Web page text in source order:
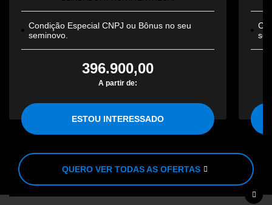
Condição Especial CNPJ ou Bônus no seu
seminovo.
396.900,00
A partir de:
ESTOU INTERESSADO
QUERO VER TODAS AS OFERTAS